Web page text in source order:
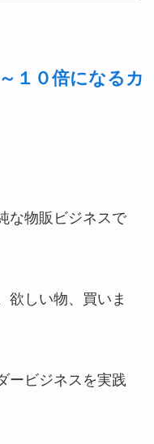
１０倍になるカ
な物販ビジネスで
欲しい物、買いま
ービジネスを実践